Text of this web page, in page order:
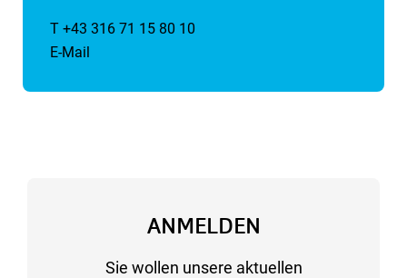
T +43 316 71 15 80 10
E-Mail
ANMELDEN
Sie wollen unsere aktuellen